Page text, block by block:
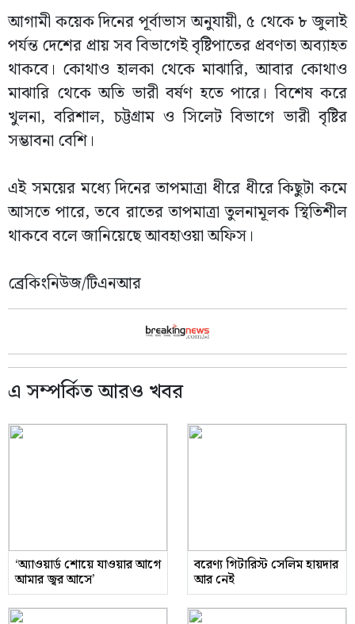
আগামী কয়েক দিনের পূর্বাভাস অনুযায়ী, ৫ থেকে ৮ জুলাই
পর্যন্ত দেশের প্রায় সব বিভাগেই বৃষ্টিপাতের প্রবণতা অব্যাহত
থাকবে। কোথাও হালকা থেকে মাঝারি, আবার কোথাও
মাঝারি থেকে অতি ভারী বর্ষণ হতে পারে। বিশেষ করে
খুলনা, বরিশাল, চট্টগ্রাম ও সিলেট বিভাগে ভারী বৃষ্টির
সম্ভাবনা বেশি।
এই সময়ের মধ্যে দিনের তাপমাত্রা ধীরে ধীরে কিছুটা কমে
আসতে পারে, তবে রাতের তাপমাত্রা তুলনামূলক স্থিতিশীল
থাকবে বলে জানিয়েছে আবহাওয়া অফিস।
ব্রেকিংনিউজ/টিএনআর
এ সম্পর্কিত আরও খবর
‘অ্যাওয়ার্ড শোয়ে যাওয়ার আগে
আমার জ্বর আসে’
বরেণ্য গিটারিস্ট সেলিম হায়দার
আর নেই